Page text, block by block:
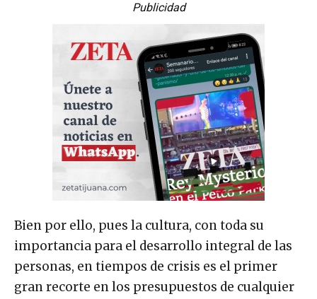
Publicidad
Bien por ello, pues la cultura, con toda su
importancia para el desarrollo integral de las
personas, en tiempos de crisis es el primer
gran recorte en los presupuestos de cualquier